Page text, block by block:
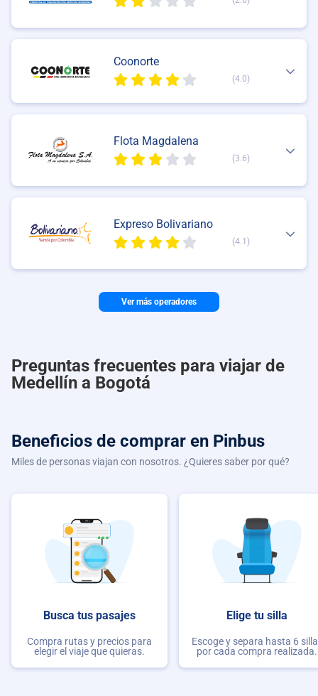
Coonorte
(4.0)
Flota Magdalena
(3.6)
Expreso Bolivariano
(4.1)
Ver más operadores
Preguntas frecuentes para viajar de
Medellín a Bogotá
Beneficios de comprar en Pinbus
Miles de personas viajan con nosotros. ¿Quieres saber por qué?
Busca tus pasajes
Compra rutas y precios para
elegir el viaje que quieras.
Elige tu silla
Escoge y separa hasta 6
por cada compra realizada.